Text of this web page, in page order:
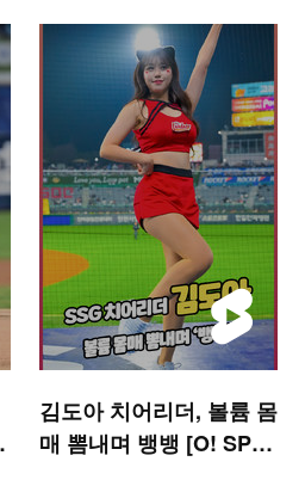
김도아 치어리더, 볼륨 몸
매 뽐내며 뱅뱅 [O! SPO